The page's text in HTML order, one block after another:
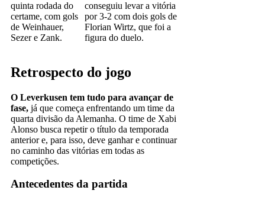
quinta rodada do
certame, com gols
de Weinhauer,
Sezer e Zank.
conseguiu levar a vitória
por 3-2 com dois gols de
Florian Wirtz, que foi a
figura do duelo.
Retrospecto do jogo
O Leverkusen tem tudo para avançar de
fase, já que começa enfrentando um time da
quarta divisão da Alemanha. O time de Xabi
Alonso busca repetir o título da temporada
anterior e, para isso, deve ganhar e continuar
no caminho das vitórias em todas as
competições.
Antecedentes da partida